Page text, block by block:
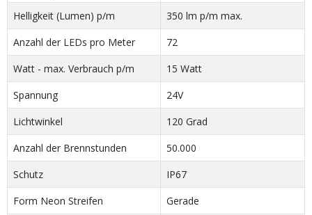
Helligkeit (Lumen) p/m
350 lm p/m max.
Anzahl der LEDs pro Meter
72
Watt - max. Verbrauch p/m
15 Watt
Spannung
24V
Lichtwinkel
120 Grad
Anzahl der Brennstunden
50.000
Schutz
IP67
Form Neon Streifen
Gerade